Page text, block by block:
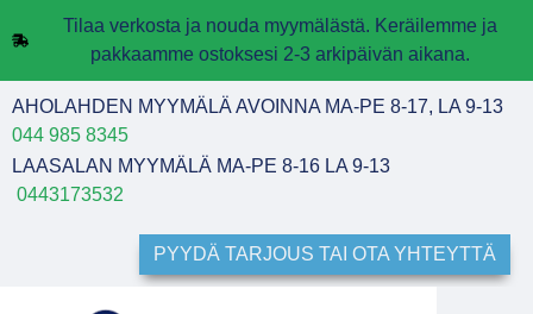
Tilaa verkosta ja nouda myymälästä. Keräilemme ja
pakkaamme ostoksesi 2-3 arkipäivän aikana.
AHOLAHDEN MYYMÄLÄ AVOINNA MA-PE 8-17, LA 9-13
044 985 8345
LAASALAN MYYMÄLÄ MA-PE 8-16 LA 9-13
0443173532
PYYDÄ TARJOUS TAI OTA YHTEYTTÄ